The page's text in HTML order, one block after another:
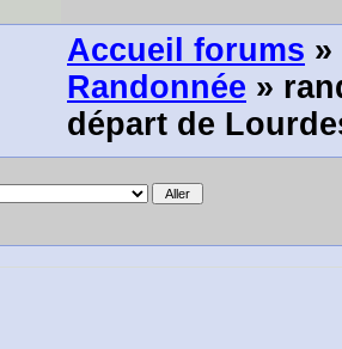
Accueil forums »
Randonnée »
départ de